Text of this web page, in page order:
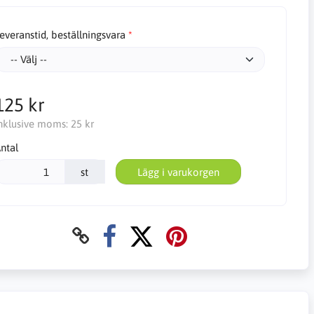
beställningsvara
kr
moms: 25 kr
st Lägg i varukorgen